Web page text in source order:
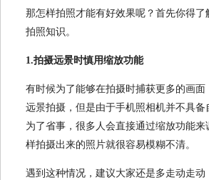
那怎样拍照才能有好效果呢？首先你得了
拍照知识。
1.拍摄远景时慎用缩放功能
有时候为了能够在拍摄时捕获更多的画面
远景拍摄，但是由于手机照相机并不具备
为了省事，很多人会直接通过缩放功能
样拍摄出来的照片就很容易模糊不清。
遇到这种情况，建议大家还是多走动走动